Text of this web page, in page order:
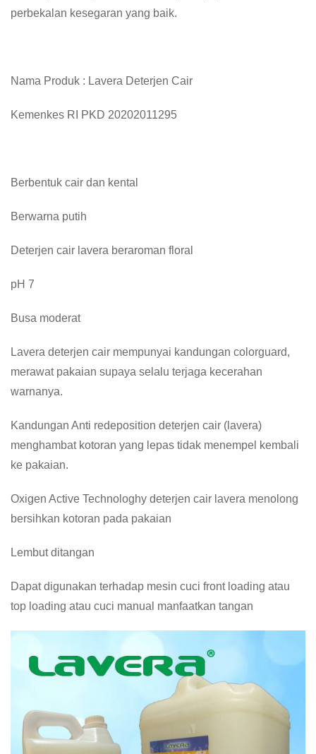
perbekalan kesegaran yang baik.
Nama Produk : Lavera Deterjen Cair
Kemenkes RI PKD 20202011295
Berbentuk cair dan kental
Berwarna putih
Deterjen cair lavera beraroman floral
pH 7
Busa moderat
Lavera deterjen cair mempunyai kandungan colorguard,
merawat pakaian supaya selalu terjaga kecerahan
warnanya.
Kandungan Anti redeposition deterjen cair (lavera)
menghambat kotoran yang lepas tidak menempel kembali
ke pakaian.
Oxigen Active Technologhy deterjen cair lavera menolong
bersihkan kotoran pada pakaian
Lembut ditangan
Dapat digunakan terhadap mesin cuci front loading atau
top loading atau cuci manual manfaatkan tangan